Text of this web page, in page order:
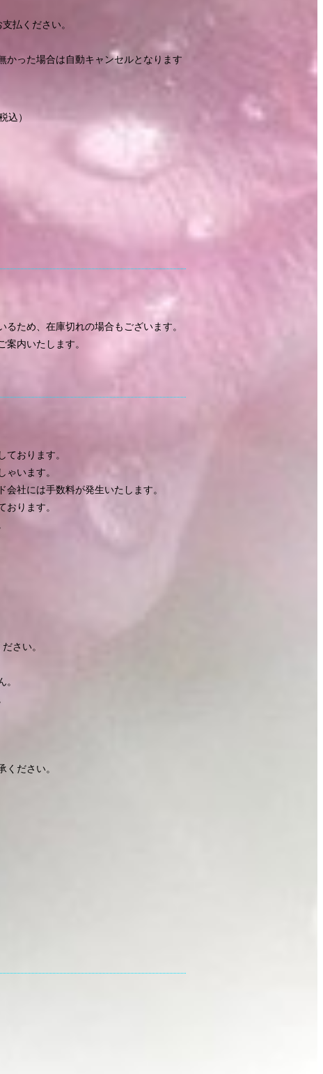
払ください。
かった場合は自動キャンセルとなります
込）
ため、在庫切れの場合もございます。
内いたします。
おります。
います。
社には手数料が発生いたします。
おります。
さい。
ださい。